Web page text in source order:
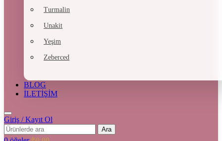
Turmalin
Unakit
Yeşim
Zeberced
BLOG
İLETİŞİM
Giriş / Kayıt Ol
Ara